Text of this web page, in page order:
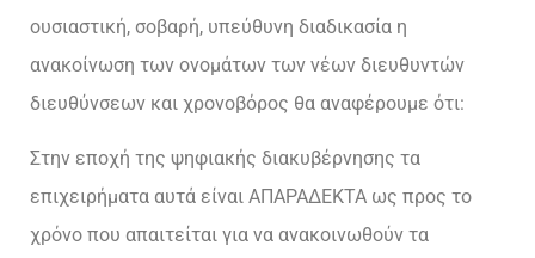
ουσιαστική, σοβαρή, υπεύθυνη διαδικασία η
ανακοίνωση των ονομάτων των νέων διευθυντών
διευθύνσεων και χρονοβόρος θα αναφέρουμε ότι:
Στην εποχή της ψηφιακής διακυβέρνησης τα
επιχειρήματα αυτά είναι ΑΠΑΡΑΔΕΚΤΑ ως προς το
χρόνο που απαιτείται για να ανακοινωθούν τα